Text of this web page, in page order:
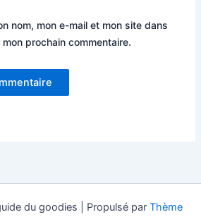
nom, mon e-mail et mon site dans
prochain commentaire.
du goodies | Propulsé par Thème